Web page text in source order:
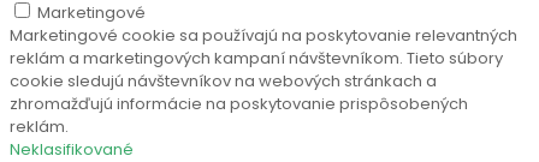
Marketingové
Marketingové cookie sa používajú na poskytovanie relevantných
reklám a marketingových kampaní návštevníkom. Tieto súbory
cookie sledujú návštevníkov na webových stránkach a
zhromažďujú informácie na poskytovanie prispôsobených
reklám.
Neklasifikované